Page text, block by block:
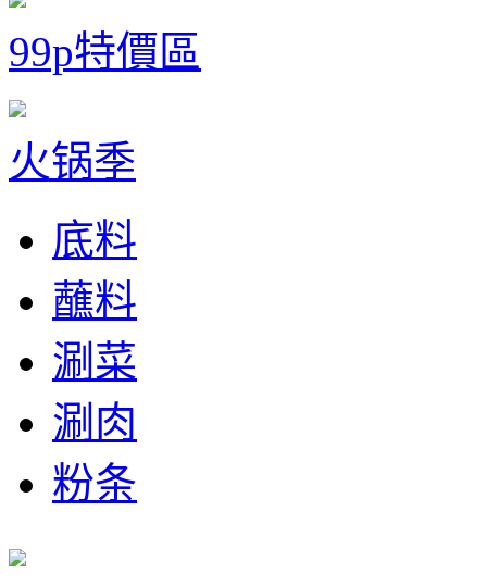
99p特價區
火锅季
底料
蘸料
涮菜
涮肉
粉条